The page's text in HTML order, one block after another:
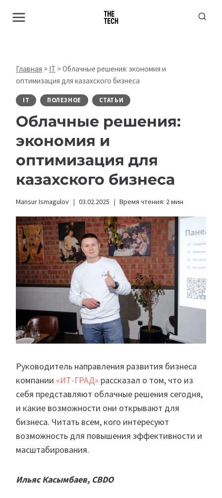
Главная > IT >Облачные решения: экономия и
оптимизация для казахского бизнеса
IT ПОЛЕЗНОЕ СТАТЬИ
Облачные решения:
экономия и
оптимизация для
казахского бизнеса
Mansur Ismagulov 03.02.2025 Время чтения: 2мин
Руководитель направления развития бизнеса
компании «ИТ-ГРАД» рассказал о том, что из
себя представляют облачные решения сегодня,
и какие возможности они открывают для
бизнеса. Читать всем, кого интересуют
возможность для повышения эффективности и
масштабирования.
Ильяс Касымбаев, CBDO